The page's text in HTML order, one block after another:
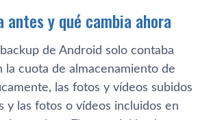
antes y qué cambia ahora
de Android solo contaba
la cuota de almacenamiento de
las fotos y vídeos subidos
y las fotos o vídeos incluidos en